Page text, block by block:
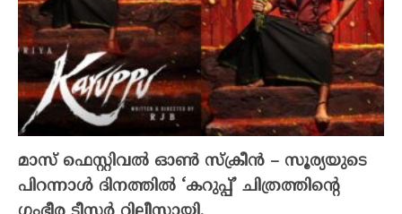
മാസ് ഫെസ്റ്റിവൽ ഓൺ സ്‌ക്രീൻ – സൂര്യയുടെ
പിറന്നാൾ ദിനത്തിൽ ‘കറുപ്പ്’ ചിത്രത്തിന്റെ